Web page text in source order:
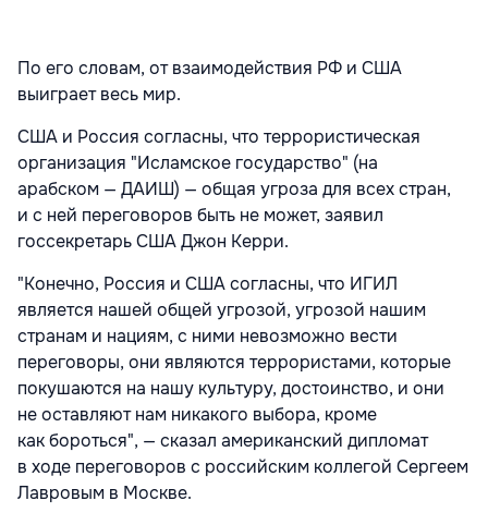
По его словам, от взаимодействия РФ и США
выиграет весь мир.
США и Россия согласны, что террористическая
организация "Исламское государство" (на
арабском — ДАИШ) — общая угроза для всех стран,
и с ней переговоров быть не может, заявил
госсекретарь США Джон Керри.
"Конечно, Россия и США согласны, что ИГИЛ
является нашей общей угрозой, угрозой нашим
странам и нациям, с ними невозможно вести
переговоры, они являются террористами, которые
покушаются на нашу культуру, достоинство, и они
не оставляют нам никакого выбора, кроме
как бороться", — сказал американский дипломат
в ходе переговоров с российским коллегой Сергеем
Лавровым в Москве.